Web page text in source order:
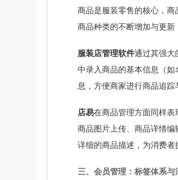
商品是服装零售的核心，
商品种类的不断增加与更新
服装店管理软件通过其强大
中录入商品的基本信息（
息，方便商家进行商品追踪
店易在商品管理方面同样表
商品图片上传、商品详情
详细的商品描述，为消费者
三、会员管理：标签体系